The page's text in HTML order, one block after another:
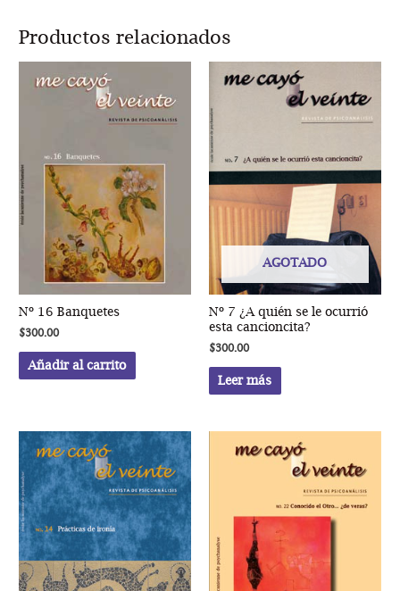
Productos relacionados
Nº 16 Banquetes
$300.00
Añadir al carrito
AGOTADO
Nº 7 ¿A quién se le ocurrió
esta cancioncita?
$300.00
Leer más